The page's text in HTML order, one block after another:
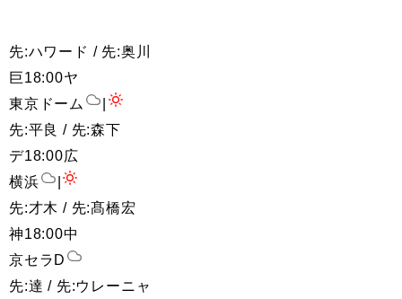
先:ハワード / 先:奥川
巨18:00ヤ
東京ドーム
先:平良 / 先:森下
デ18:00広
横浜
先:才木 / 先:髙橋宏
神18:00中
京セラD
先:達 / 先:ウレーニャ